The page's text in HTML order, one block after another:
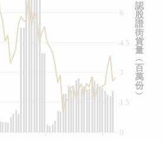
0
1.5
3
4.5
6
認
股
證
街
貨
量
︵
百
萬
份
︶